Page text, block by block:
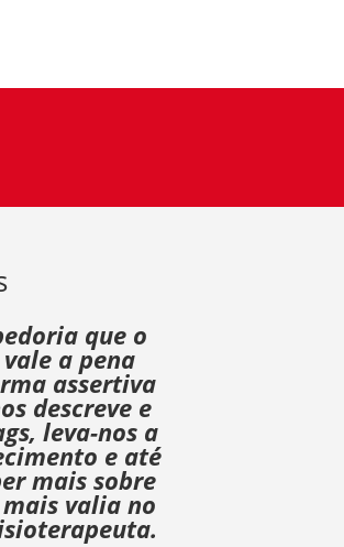
que o
a pena
assertiva
descreve e
leva-nos a
e até
mais sobre
valia no